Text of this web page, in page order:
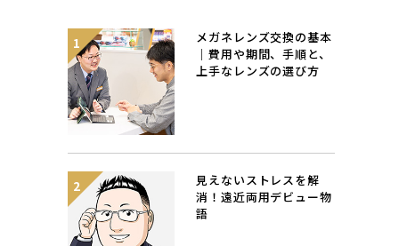
メガネレンズ交換の基本
｜費用や期間、手順と、
上手なレンズの選び方
見えないストレスを解
消！遠近両用デビュー物
語